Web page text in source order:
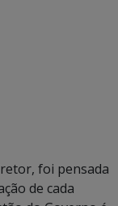
foi pensada
de cada